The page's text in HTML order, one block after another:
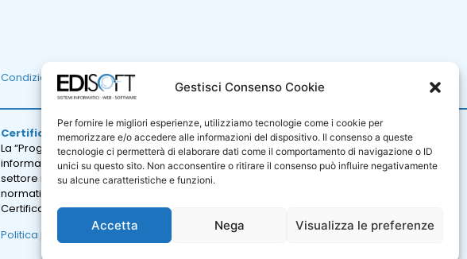
Gestisci Consenso Cookie
Per fornire le migliori esperienze, utilizziamo tecnologie come i cookie per
memorizzare e/o accedere alle informazioni del dispositivo. Il consenso a queste
tecnologie ci permetterà di elaborare dati come il comportamento di navigazione o ID
unici su questo sito. Non acconsentire o ritirare il consenso può influire negativamente
su alcune caratteristiche e funzioni.
Accetta Nega Visualizza le preferenze
Condizioni Generali di Vendita
Certificazione ISO 9001
La “Progettazione e sviluppo di sistemi e prodotti
informatici; erogazione di servizi professionali nel
settore informatico.” sono certificati in base alla
normativa internazionale UNI ENI ISO 9001:2015.
Certificato Numero: IT325172
Politica per la qualità